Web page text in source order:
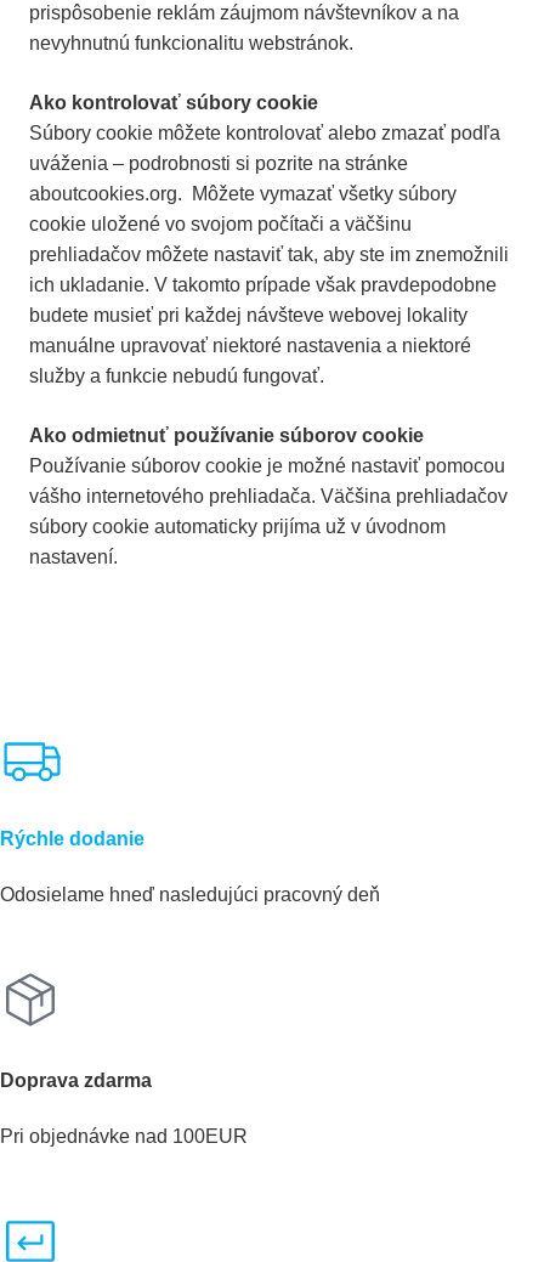
prispôsobenie reklám záujmom návštevníkov a na
nevyhnutnú funkcionalitu webstránok.
Ako kontrolovať súbory cookie
Súbory cookie môžete kontrolovať alebo zmazať podľa
uváženia – podrobnosti si pozrite na stránke
aboutcookies.org. Môžete vymazať všetky súbory
cookie uložené vo svojom počítači a väčšinu
prehliadačov môžete nastaviť tak, aby ste im znemožnili
ich ukladanie. V takomto prípade však pravdepodobne
budete musieť pri každej návšteve webovej lokality
manuálne upravovať niektoré nastavenia a niektoré
služby a funkcie nebudú fungovať.
Ako odmietnuť používanie súborov cookie
Používanie súborov cookie je možné nastaviť pomocou
vášho internetového prehliadača. Väčšina prehliadačov
súbory cookie automaticky prijíma už v úvodnom
nastavení.
Rýchle dodanie
Odosielame hneď nasledujúci pracovný deň
Doprava zdarma
Pri objednávke nad 100EUR